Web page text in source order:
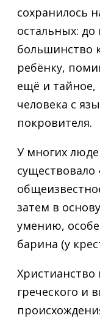
сохранилось
остальных:
большинство
ребёнку,
ещё и
человека с
покровителя.
У многих
существовало
затем в
умению,
барина (у
Христианство
греческого и